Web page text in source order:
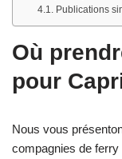
Publications
Où
pour
Nous vous
compagnies de